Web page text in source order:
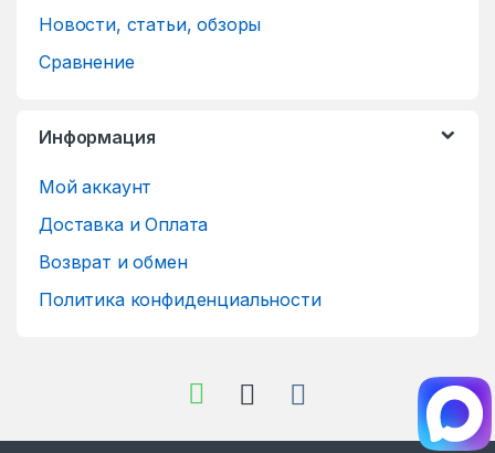
Новости, статьи, обзоры
Сравнение
Информация
Мой аккаунт
Доставка и Оплата
Возврат и обмен
Политика конфиденциальности